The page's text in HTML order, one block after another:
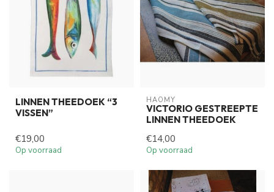
LINNEN THEEDOEK “3
VISSEN”
€19,00
Op voorraad
HAOMY
VICTORIO GESTREEPTE
LINNEN THEEDOEK
€14,00
Op voorraad